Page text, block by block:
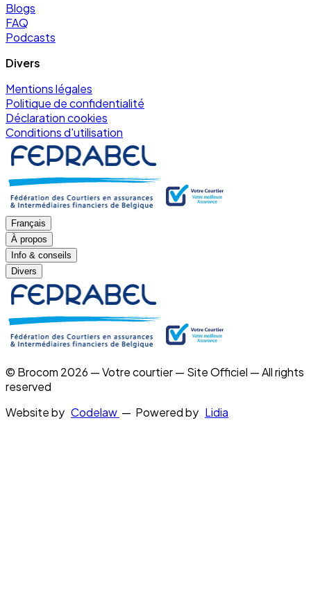
Blogs
FAQ
Podcasts
Divers
Mentions légales
Politique de confidentialité
Déclaration cookies
Conditions d'utilisation
Français
À propos
Info & conseils
Divers
© Brocom 2026 — Votre courtier — Site Officiel — All rights
reserved
Website by Codelaw — Powered by Lidia